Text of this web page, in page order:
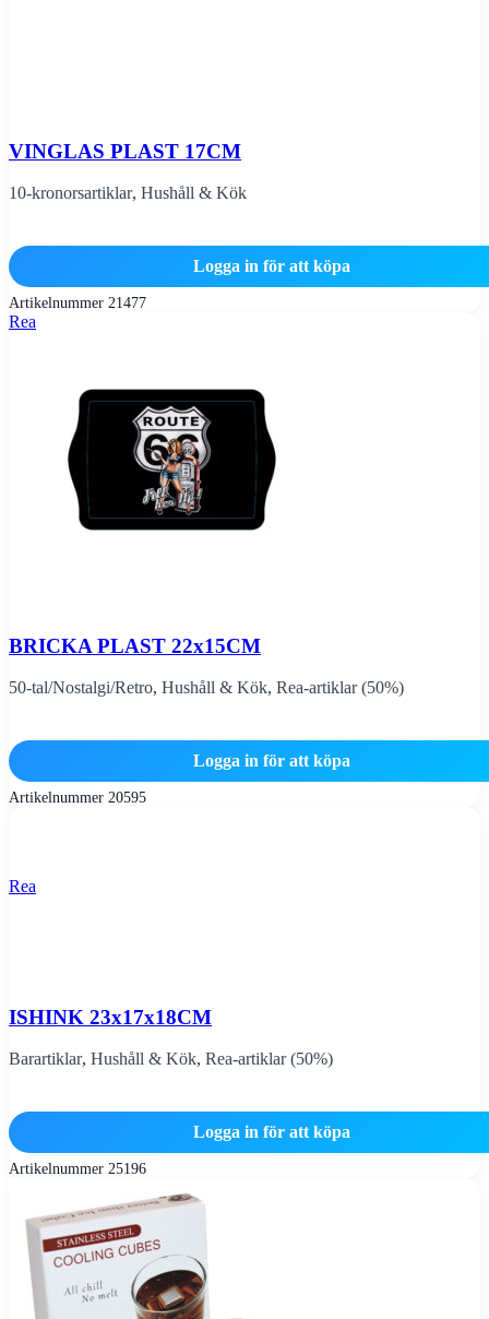
VINGLAS PLAST 17CM
10-kronorsartiklar, Hushåll & Kök
Logga in för att köpa
Artikelnummer 21477
Rea
BRICKA PLAST 22x15CM
50-tal/Nostalgi/Retro, Hushåll & Kök, Rea-artiklar (50%)
Logga in för att köpa
Artikelnummer 20595
Rea
ISHINK 23x17x18CM
Barartiklar, Hushåll & Kök, Rea-artiklar (50%)
Logga in för att köpa
Artikelnummer 25196